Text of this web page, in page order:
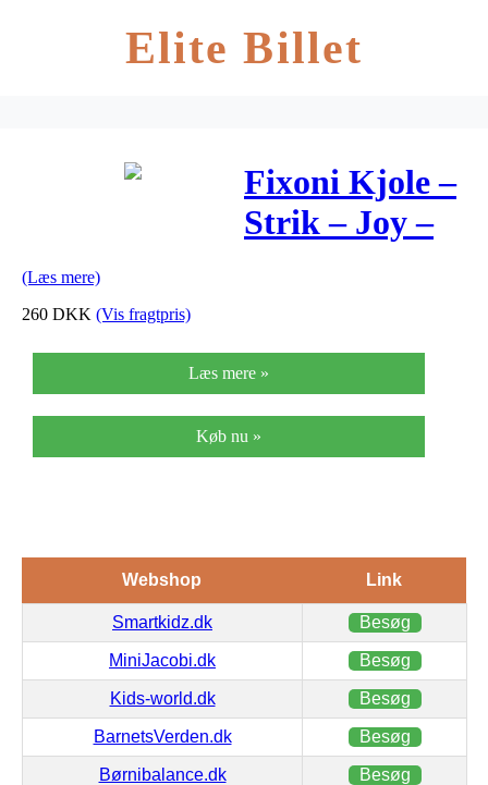
Elite Billet
Fixoni Kjole –
Strik – Joy –
(Læs mere)
260 DKK (Vis fragtpris)
Læs mere »
Køb nu »
Webshop Link
Smartkidz.dk Besøg
MiniJacobi.dk Besøg
Kids-world.dk Besøg
BarnetsVerden.dk Besøg
Børnibalance.dk Besøg